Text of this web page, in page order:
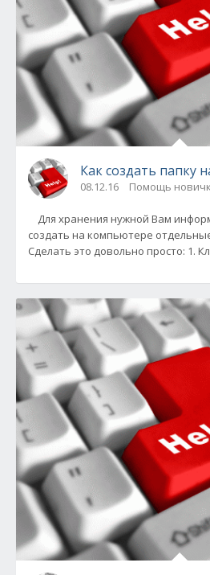
Как создать папку
08.12.16 Помощь
Для хранения нужной Вам
создать на компьютере
Сделать